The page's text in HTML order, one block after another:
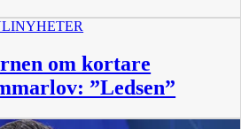
NYHETER
om kortare
”Ledsen”